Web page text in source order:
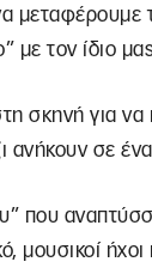
με τον ίδιο
σκηνή για να
ανήκουν σε
που
μουσικοί